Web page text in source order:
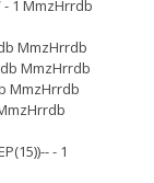
1 MmzHrrdb
MmzHrrdb
MmzHrrdb
MmzHrrdb
- 1